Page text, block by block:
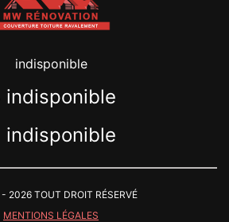
indisponible
indisponible
indisponible
2026 TOUT DROIT RÉSERVÉ
MENTIONS LÉGALES